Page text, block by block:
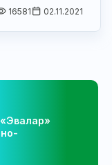
16581 02.11.2021